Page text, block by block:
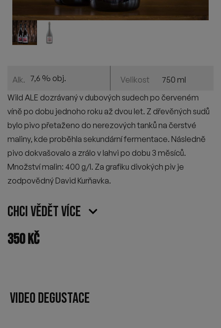
Alk. 7,6 % obj. Velikost
750 ml
Wild ALE dozrávaný v dubových sudech po červeném
víně po dobu jednoho roku až dvou let. Z dřevěných sudů
bylo pivo přetaženo do nerezových tanků na čerstvé
maliny, kde proběhla sekundární fermentace. Následně
pivo dokvašovalo a zrálo v lahvi po dobu 3 měsíců.
Množství malin: 400 g/l. Za grafiku divokých piv je
zodpovědný David Kurňavka.
Chci vědět více
350Kč
VIDEO DEGUSTACE